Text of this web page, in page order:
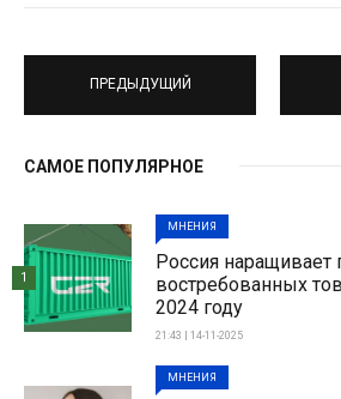
ПРЕДЫДУЩИЙ
САМОЕ ПОПУЛЯРНОЕ
МНЕНИЯ
Россия наращивает
востребованных
2024 году
21:43 | 14-11-2025
1
МНЕНИЯ